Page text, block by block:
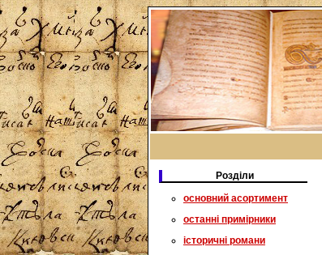
Розділи
основний асортимент
останні примірники
історичні романи